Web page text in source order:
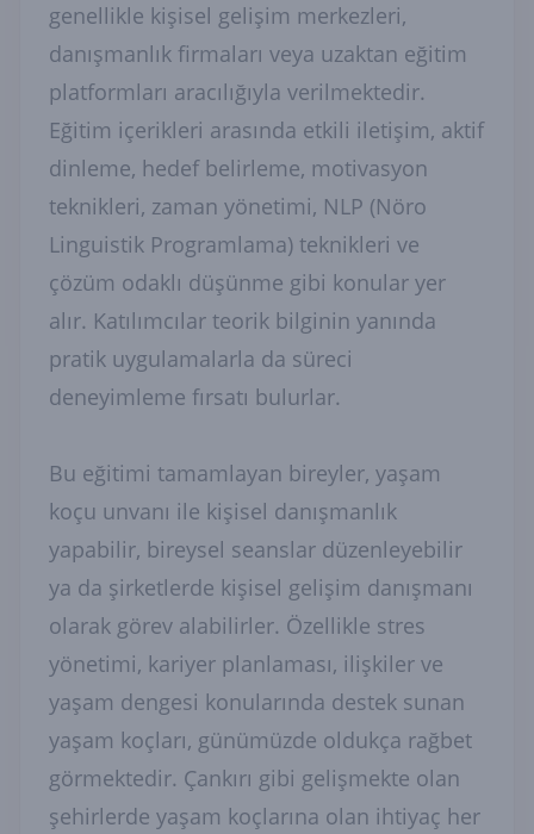
genellikle kişisel gelişim merkezleri,
danışmanlık firmaları veya uzaktan eğitim
platformları aracılığıyla verilmektedir.
Eğitim içerikleri arasında etkili iletişim, aktif
dinleme, hedef belirleme, motivasyon
teknikleri, zaman yönetimi, NLP (Nöro
Linguistik Programlama) teknikleri ve
çözüm odaklı düşünme gibi konular yer
alır. Katılımcılar teorik bilginin yanında
pratik uygulamalarla da süreci
deneyimleme fırsatı bulurlar.
Bu eğitimi tamamlayan bireyler, yaşam
koçu unvanı ile kişisel danışmanlık
yapabilir, bireysel seanslar düzenleyebilir
ya da şirketlerde kişisel gelişim danışmanı
olarak görev alabilirler. Özellikle stres
yönetimi, kariyer planlaması, ilişkiler ve
yaşam dengesi konularında destek sunan
yaşam koçları, günümüzde oldukça rağbet
görmektedir. Çankırı gibi gelişmekte olan
şehirlerde yaşam koçlarına olan ihtiyaç her